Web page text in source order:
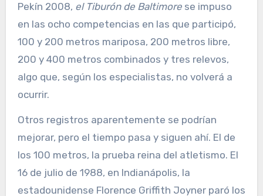
Pekín 2008, el Tiburón de Baltimore se impuso
en las ocho competencias en las que participó,
100 y 200 metros mariposa, 200 metros libre,
200 y 400 metros combinados y tres relevos,
algo que, según los especialistas, no volverá a
ocurrir.
Otros registros aparentemente se podrían
mejorar, pero el tiempo pasa y siguen ahí. El de
los 100 metros, la prueba reina del atletismo. El
16 de julio de 1988, en Indianápolis, la
estadounidense Florence Griffith Joyner paró los